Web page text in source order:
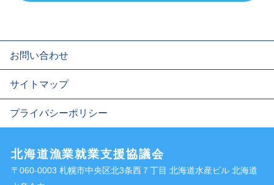
お問い合わせ
サイトマップ
プライバシーポリシー
北海道漁業就業支援協議会
〒060-0003 札幌市中央区北3条西７丁目 北海道水産ビル 北海道